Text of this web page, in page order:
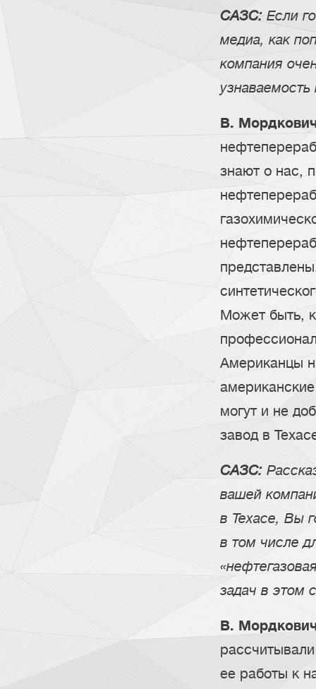
САЗС: Если
медиа, как
компания
В.
знают о нас,
Может быть,
Американцы
могут и не
завод в
САЗС:
вашей
в Техасе, Вы
в том числе
задач в этом
В.
ее работы к